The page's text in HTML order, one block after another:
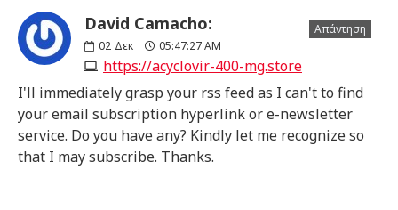
David Camacho:
02 Δεκ 05:47:27 AM
https://acyclovir-400-mg.store
Απάντηση
I'll immediately grasp your rss feed as I can't to find
your email subscription hyperlink or e-newsletter
service. Do you have any? Kindly let me recognize so
that I may subscribe. Thanks.